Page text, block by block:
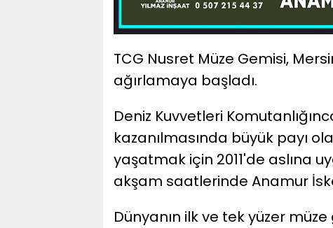
TCG Nusret Müze Gemisi,
ağırlamaya başladı.
Deniz Kuvvetleri
kazanılmasında büyük payı
yaşatmak için 2011'de aslına
akşam saatlerinde Anamur
Dünyanın ilk ve tek yüzer